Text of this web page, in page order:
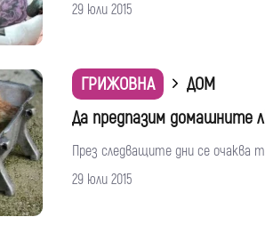
29 юли 2015
ГРИЖОВНА
ДОМ
Да предпазим домашните
През следващите дни се очаква
29 юли 2015